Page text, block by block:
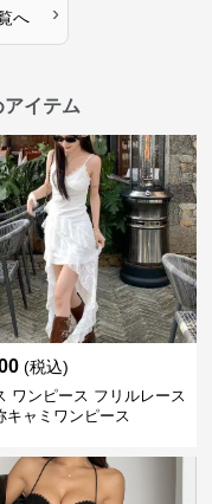
へ ›
イテム
(税込)
ワンピース フリルレース
キャミワンピース